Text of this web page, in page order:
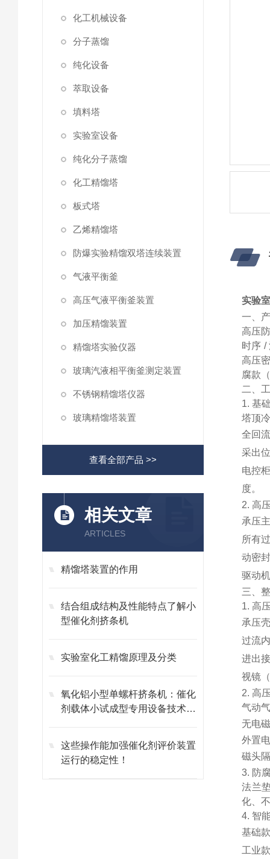
化工机械设备
分子蒸馏
纯化设备
萃取设备
填料塔
实验室设备
纯化分子蒸馏
化工精馏塔
板式塔
乙烯精馏塔
防爆实验精馏双塔连续装置
气液平衡釜
高压气液平衡釜装置
加压精馏装置
精馏塔实验仪器
玻璃汽液相平衡釜测定装置
不锈钢精馏塔仪器
玻璃精馏塔装置
查看全部产品 >>
相关文章
ARTICLES
精馏塔装置的作用
结合组成结构及性能特点了解小
型催化剂挤条机
实验室化工精馏原理及分类
氧化铝小型单螺杆挤条机：催化
剂载体小试成型专用设备技术解
这些操作能加强催化剂评价装置
运行的稳定性！
实验
一、
高压
时序 /
高压
腐款
二、
1. 基
塔顶
全回
采出
电控
度。
2. 高
承压
所有
动密
驱动
三、
1. 高
承压
过流
进出
视镜
2. 高
气动
无电
外置
磁头
3. 防
法兰
化、
4. 智
基础
工业